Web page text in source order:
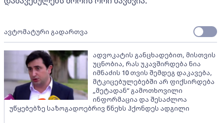
ავტომატური გადართვა
ადვოკატის განცხადებით, მისთვის
უცნობია, რას უკავშირდება ნია
იმნაძის 10 თვის შემდეგ დაკავება,
მტკიცებულებებში არ ფიქსირდება
„მეტადან“ გამოთხოვილი
ინფორმაცია და შესაძლოა
უწყებებზე საზოგადოებრივ წნეხს ჰქონდეს ადგილი